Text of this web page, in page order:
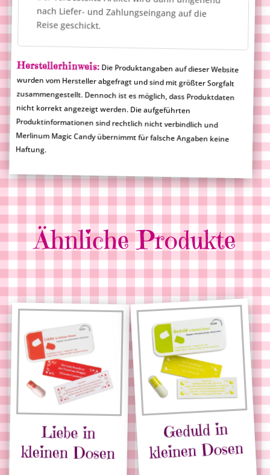
Reise geschickt.
Herstellerhinweis:Die Produktangaben auf dieser Website
wurden vom Hersteller abgefragt und sind mit größter Sorgfalt
zusammengestellt. Dennoch ist es möglich, dass Produktdaten
nicht korrekt angezeigt werden. Die aufgeführten
Produktinformationen sind rechtlich nicht verbindlich und
Merlinum Magic Candy übernimmt für falsche Angaben keine
Haftung.
Ähnliche Produkte
Liebe in
kleinen Dosen
Geduld in
kleinen Dosen